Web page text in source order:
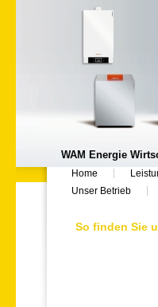
WAM Energie
Home
Unser Betrieb
So finden Sie